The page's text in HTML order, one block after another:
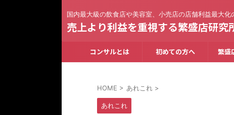
国内最大級の飲食店や美容室、小売店の店舗利益最大化
売上より利益を重視する繁盛店研究
コンサルとは 初めての方へ 繁盛
HOME > あれこれ >
あれこれ